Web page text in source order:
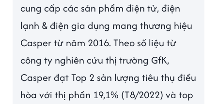
cung cấp các sản phẩm điện tử, điện
lạnh & điện gia dụng mang thương hiệu
Casper từ năm 2016. Theo số liệu từ
công ty nghiên cứu thị trường GfK,
Casper đạt Top 2 sản lượng tiêu thụ điều
hòa với thị phần 19,1% (T8/2022) và top